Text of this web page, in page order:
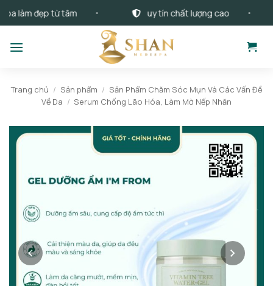
dung
đẹp từ tâm uy tín chất lượng cao
Trang chủ / Sản phẩm / Sản Phẩm Chăm Sóc Mụn Và Các Vấn Đề
Về Da / Serum Chống Lão Hóa, Làm Mờ Nếp Nhăn